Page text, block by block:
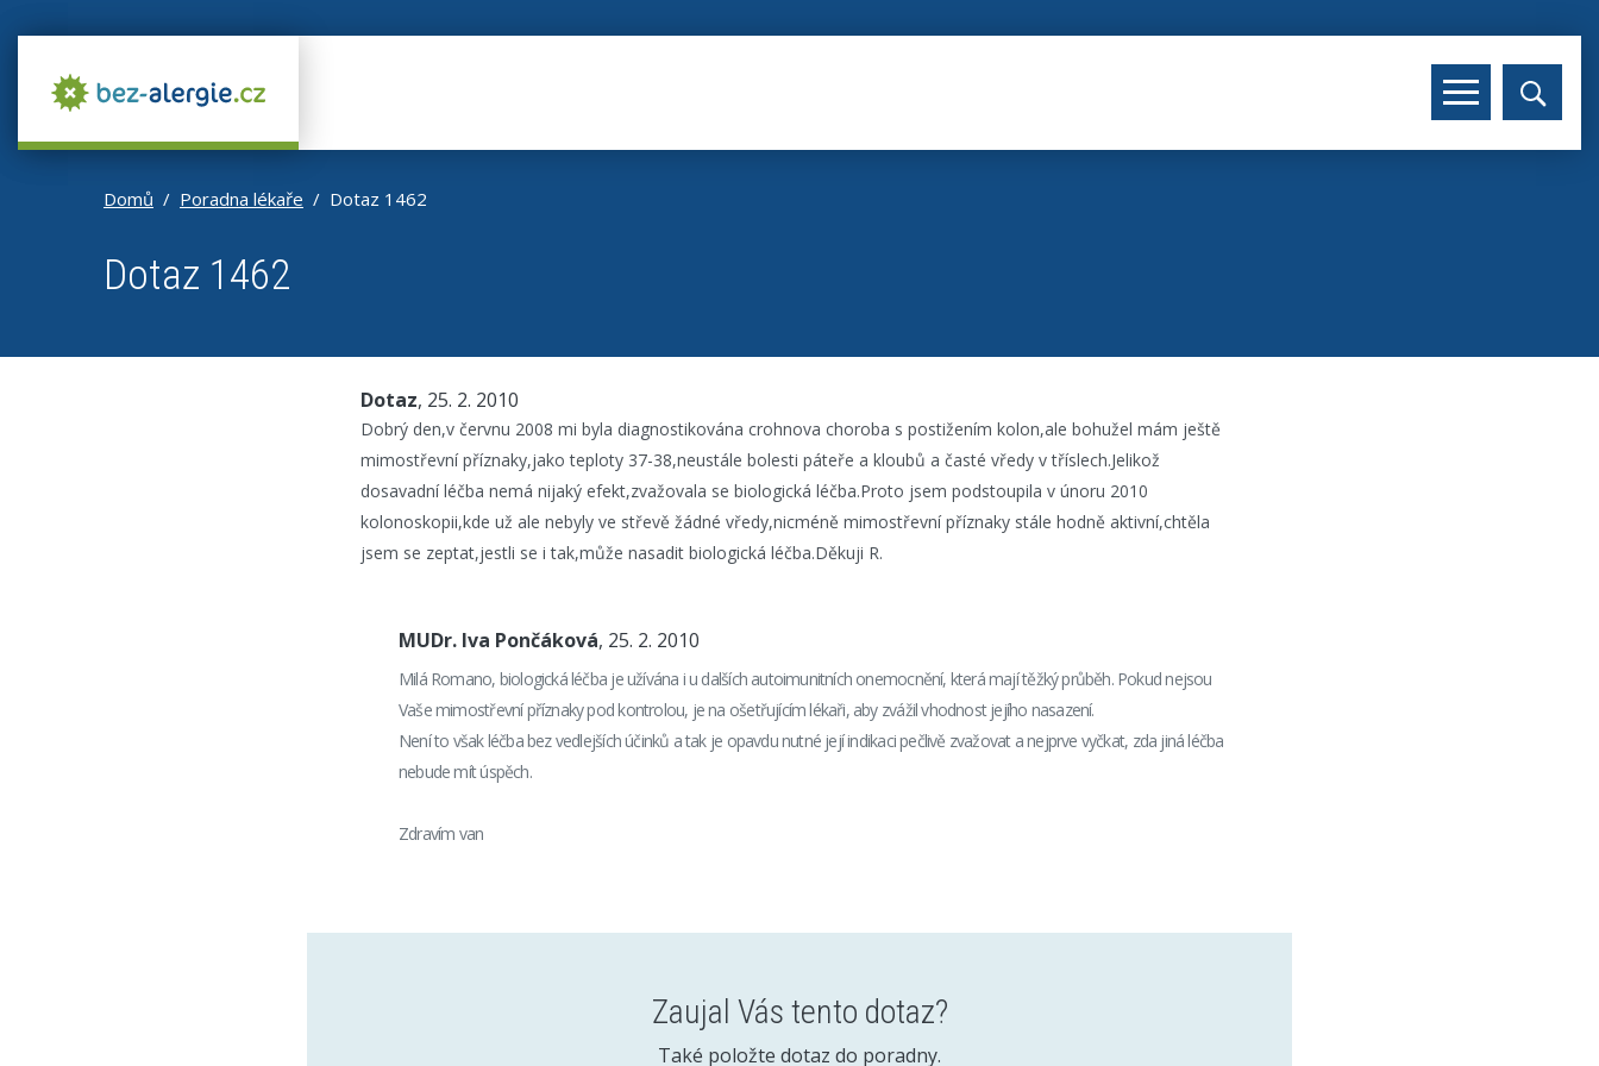
Domů Poradna lékaře Dotaz 1462
Dotaz 1462
Dotaz, 25. 2. 2010
Dobrý den,v červnu 2008 mi byla diagnostikována crohnova choroba s postižením kolon,ale bohužel mám ještě
mimostřevní příznaky,jako teploty 37-38,neustále bolesti páteře a kloubů a časté vředy v tříslech.Jelikož
dosavadní léčba nemá nijaký efekt,zvažovala se biologická léčba.Proto jsem podstoupila v únoru 2010
kolonoskopii,kde už ale nebyly ve střevě žádné vředy,nicméně mimostřevní příznaky stále hodně aktivní,chtěla
jsem se zeptat,jestli se i tak,může nasadit biologická léčba.Děkuji R.
MUDr. Iva Pončáková, 25. 2. 2010
Milá Romano, biologická léčba je užívána i u dalších autoimunitních onemocnění, která mají těžký průběh. Pokud nejsou
Vaše mimostřevní příznaky pod kontrolou, je na ošetřujícím lékaři, aby zvážil vhodnost jejího nasazení.
Není to však léčba bez vedlejších účinků a tak je opavdu nutné její indikaci pečlivě zvažovat a nejprve vyčkat, zda jiná léčba
nebude mít úspěch.
Zdravím van
Zaujal Vás tento dotaz?
Také položte dotaz do poradny.